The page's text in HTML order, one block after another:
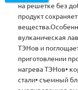
на решетке без
продукт
вулканическая
ТЭНов и
приготовлении
нагрева ТЭНов•
стали• съемный